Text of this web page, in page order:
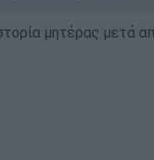
μητέρας μετά